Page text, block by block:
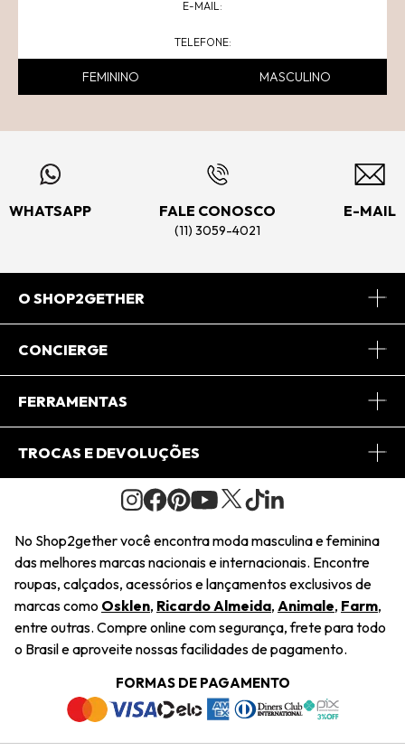
FEMININO MASCULINO
WHATSAPP FALE CONOSCO
(11) 3059-4021
E-MAIL
O SHOP2GETHER
Sobre Nós
Journal
Saiu na Mídia
Sustentabilidade
Navegando
Termos e Condições
Trabalhe Conosco
CONCIERGE
Central de Relacionamento
Regulamento e Promoções
FERRAMENTAS
Minha Conta
Pedido de Presente
Wishlist
TROCAS E DEVOLUÇÕES
Condições Gerais
Troca Fácil
Restituição de Pagamento
Dúvidas Frequentes
Termos e Condições
Política de Privacidade
No Shop2gether você encontra moda masculina e feminina
das melhores marcas nacionais e internacionais. Encontre
roupas, calçados, acessórios e lançamentos exclusivos de
marcas como Osklen, Ricardo Almeida, Animale, Farm,
entre outras. Compre online com segurança, frete para todo
o Brasil e aproveite nossas facilidades de pagamento.
FORMAS DE PAGAMENTO